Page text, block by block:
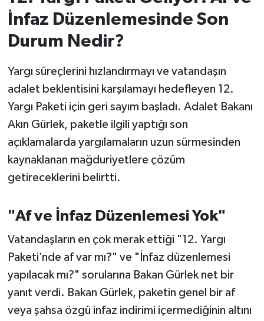
İnfaz Düzenlemesinde Son
Durum Nedir?
Yargı süreçlerini hızlandırmayı ve vatandaşın
adalet beklentisini karşılamayı hedefleyen 12.
Yargı Paketi için geri sayım başladı. Adalet Bakanı
Akın Gürlek, paketle ilgili yaptığı son
açıklamalarda yargılamaların uzun sürmesinden
kaynaklanan mağduriyetlere çözüm
getireceklerini belirtti.
"Af ve İnfaz Düzenlemesi Yok"
Vatandaşların en çok merak ettiği "12. Yargı
Paketi’nde af var mı?" ve "İnfaz düzenlemesi
yapılacak mı?" sorularına Bakan Gürlek net bir
yanıt verdi. Bakan Gürlek, paketin genel bir af
veya şahsa özgü infaz indirimi içermediğinin altını
İvrindi
Kepsut
KÜLTÜR-SANAT
MAGAZİN
MANŞET
Manyas
OLAY
OTOMOTİV
Resmi İlanlar